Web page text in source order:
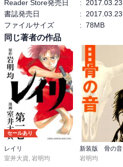
他にも、素直に他のいいところを吸収
しようとする王子の姿に驚きです。
全てをスポンジのように吸収します。
そしてインパクトが強かったのは
エウメネスが恋人にかけた言葉
「おれは愚かだよ、行く手を遮る
敵は倒してみせる」
「それ私のために言ってる？」
Reader Store発売日
:
2017.03.23
書誌発売日
:
2017.03.23
ファイルサイズ
: 78MB
同じ著者の作品
セールあり
レイリ
室井大資, 岩明均
新装版 骨の音
岩明均